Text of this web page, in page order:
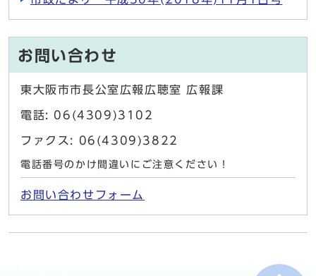
お問い合わせ
東大阪市市長公室広報広聴室 広報課
電話: 06(4309)3102
ファクス: 06(4309)3822
電話番号のかけ間違いにご注意ください！
お問い合わせフォーム